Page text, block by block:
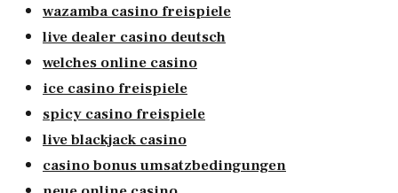
wazamba casino freispiele
live dealer casino deutsch
welches online casino
ice casino freispiele
spicy casino freispiele
live blackjack casino
casino bonus umsatzbedingungen